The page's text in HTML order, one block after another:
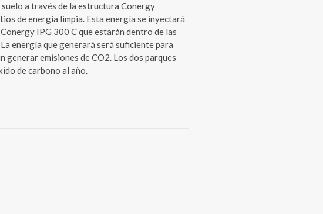
a través de la estructura Conergy
de energía limpia. Esta energía se inyectará
IPG 300 C que estarán dentro de las
energía que generará será suficiente para
emisiones de CO2. Los dos parques
de carbono al año.